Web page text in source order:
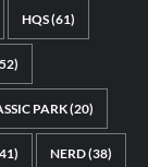
HQS(61)
PARK(20)
NERD(38)